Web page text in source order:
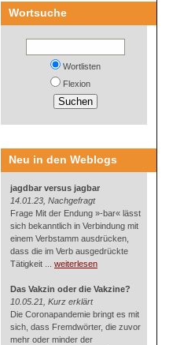
Wortsuche
Wortlisten
Flexion
Neu in den Weblogs
jagdbar versus jagbar
14.01.23, Nachgefragt
Frage Mit der Endung »-bar« lässt
sich bekanntlich in Verbindung mit
einem Verbstamm ausdrücken,
dass die im Verb ausgedrückte
Tätigkeit ... weiterlesen
Das Vakzin oder die Vakzine?
10.05.21, Kurz erklärt
Die Coronapandemie bringt es mit
sich, dass Fremdwörter, die zuvor
mehr oder minder der